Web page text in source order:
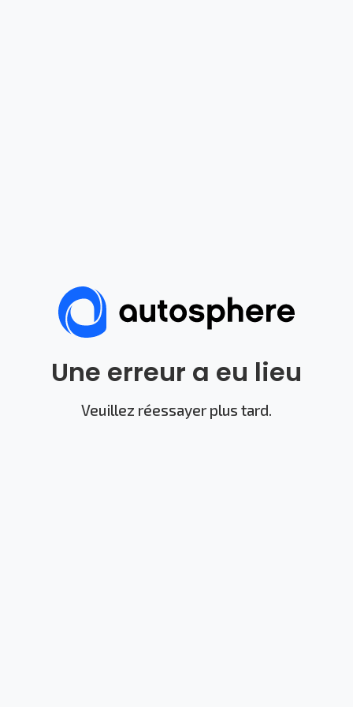
Une erreur a eu lieu
Veuillez réessayer plus tard.